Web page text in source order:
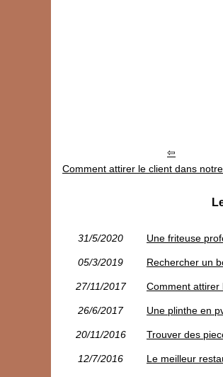
Comment attirer le client dans
31/5/2020 Une friteuse
05/3/2019 Rechercher un
27/11/2017 Comment attirer
26/6/2017 Une plinthe en
20/11/2016 Trouver des
12/7/2016 Le meilleur